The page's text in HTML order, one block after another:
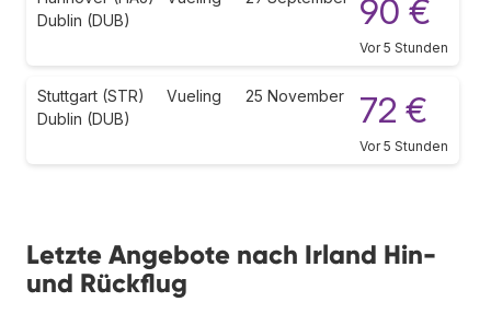
Dublin (DUB)
90 €
Vor 5 Stunden
Stuttgart (STR)
Dublin (DUB)
Vueling 25 November 72 €
Vor 5 Stunden
Letzte Angebote nach Irland Hin-
und Rückflug